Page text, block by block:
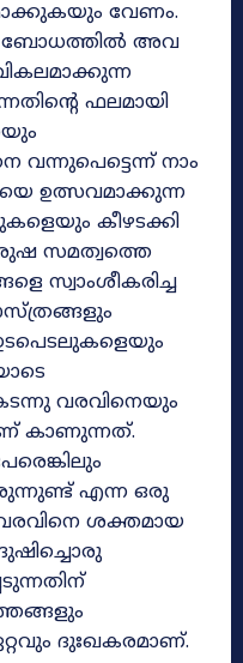
വേണം.
ബോധത്തിൽ അവ
ഫലമായി
നാം
ഉത്സവമാക്കുന്ന
കീഴടക്കി
സമത്വത്തെ
സ്വാംശീകരിച്ച
വരവിനെയും
കാണുന്നത്.
എന്ന ഒരു
ശക്തമായ
ദുഷിച്ചൊരു
ദുഃഖകരമാണ്.